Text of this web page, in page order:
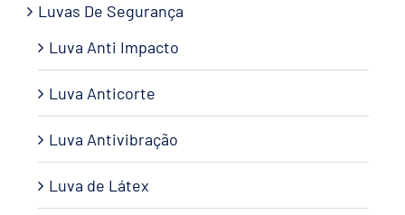
Luvas De Segurança
Luva Anti Impacto
Luva Anticorte
Luva Antivibração
Luva de Látex